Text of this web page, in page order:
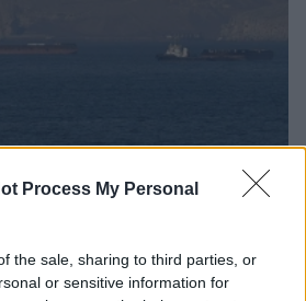
Process My Personal
the sale, sharing to third parties, or
or sensitive information for
στέλνει εξαρτήματα για drones
Θάλασσας, παρακάμπτει τα